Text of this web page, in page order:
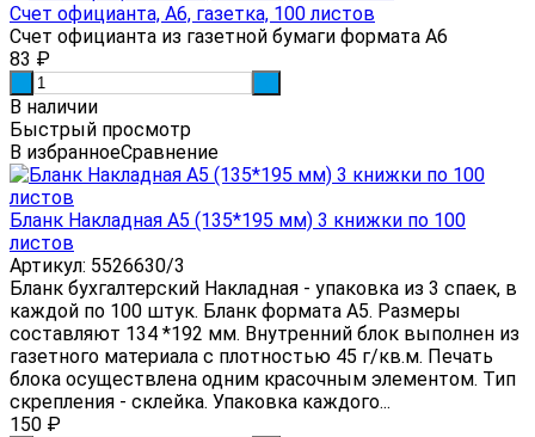
Счет официанта, А6, газетка, 100 листов
Счет официанта из газетной бумаги формата А6
83 ₽
В наличии
Быстрый просмотр
В избранноеСравнение
Бланк Накладная А5 (135*195 мм) 3 книжки по 100
листов
Артикул: 5526630/3
Бланк бухгалтерский Накладная - упаковка из 3 спаек, в
каждой по 100 штук. Бланк формата А5. Размеры
составляют 134 *192 мм. Внутренний блок выполнен из
газетного материала с плотностью 45 г/кв.м. Печать
блока осуществлена одним красочным элементом. Тип
скрепления - склейка. Упаковка каждого...
150 ₽